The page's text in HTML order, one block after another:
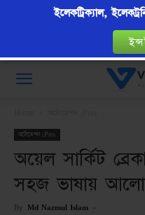
VoltageLab
অটোমেশন (Pro)
অয়েল সার্কিট
সহজ ভাষায়
By Md Nazmul Islam -
ইলেকট্রিক্যাল,